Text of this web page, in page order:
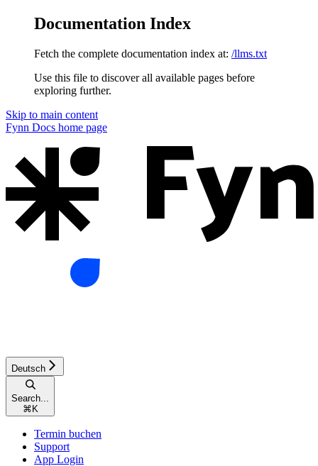
Documentation Index
Fetch the complete documentation index at: /llms.txt
Use this file to discover all available pages before
exploring further.
Skip to main content
Fynn Docs home page
Deutsch
Search...
⌘ K
Termin buchen
Support
App Login